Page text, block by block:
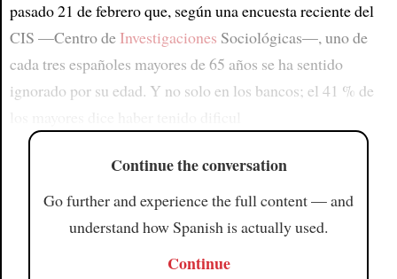
pasado 21 de febrero que, según una encuesta reciente del
CIS —Centro deInvestigaciones Sociológicas—, uno de
cada tres españoles mayores de 65 años se ha sentido
ignorado por su edad. Y no solo en los bancos; el 41 % de
Continue the conversation
Go further and experience the full content — and
understand how Spanish is actually used.
Continue